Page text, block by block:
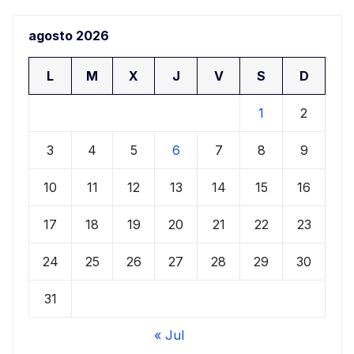
agosto 2026
L M X J V S D
1 2
3 4 5 6 7 8 9
10 11 12 13 14 15 16
17 18 19 20 21 22 23
24 25 26 27 28 29 30
31
« Jul